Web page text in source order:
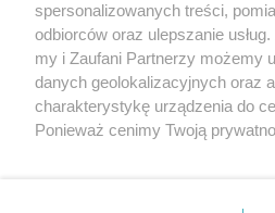
REKLAMA WSPÓŁPRACA RSS
Nasze
Aktualności
Tcz24
spersonalizowanych treści,
odbiorców oraz ulepszanie
my i Zaufani Partnerzy możemy
danych geolokalizacyjnych oraz
charakterystykę urządzenia do
Ponieważ cenimy Twoją